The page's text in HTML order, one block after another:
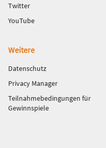
Twitter
YouTube
Weitere
Datenschutz
Privacy Manager
Teilnahmebedingungen für
Gewinnspiele